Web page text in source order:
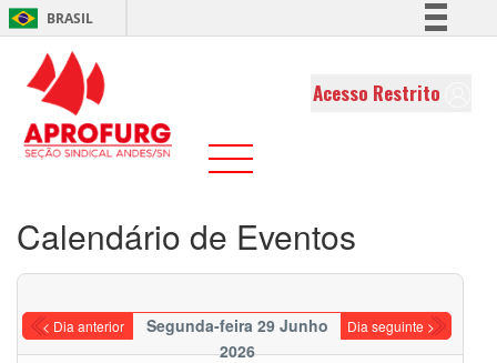
BRASIL
Comunica BR
Acesso Restrito
Calendário de Eventos
< Dia anterior
Segunda-feira 29 Junho
2026
Dia seguinte >